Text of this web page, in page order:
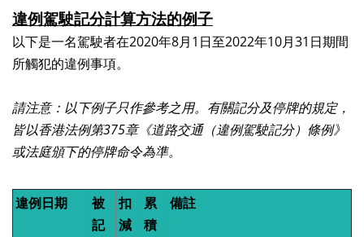
違例駕駛記分計算方法的例子
以下是一名駕駛者在2020年8月1日至2022年10月31日期間
所觸犯的違例事項。
請注意：以下例子只作參考之用。有關記分及停牌的規定，
皆以香港法例第375章《道路交通（違例駕駛記分）條例》
或法庭頒下的停牌命令為準。
違例日期
被
記
扣
減
累
積
備註